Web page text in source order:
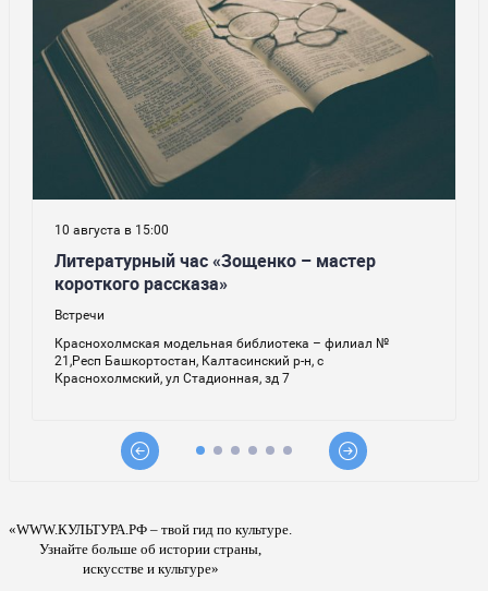
«WWW.КУЛЬТУРА.РФ – твой гид по культуре.
Узнайте больше об истории страны,
искусстве и культуре»